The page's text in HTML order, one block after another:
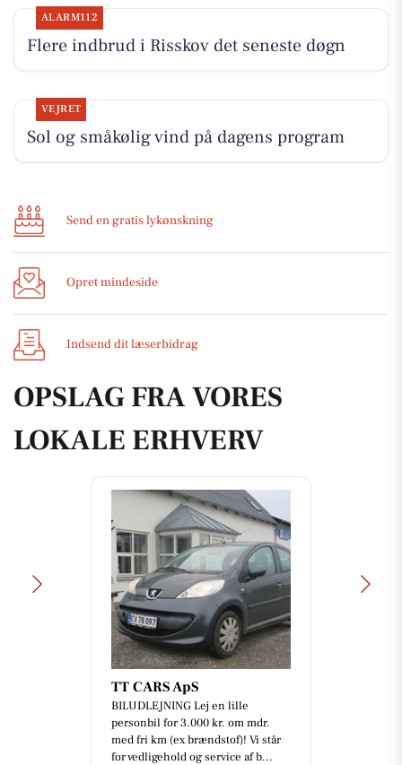
ALARM112
Flere indbrud i Risskov det seneste døgn
VEJRET
Sol og småkølig vind på dagens program
Send en gratis lykønskning
Opret mindeside
Indsend dit læserbidrag
OPSLAG FRA VORES
LOKALE ERHVERV
TT CARS ApS
BILUDLEJNING Lej en lille
personbil for 3.000 kr. om mdr.
med fri km (ex brændstof)! Vi står
for vedligehold og service af b...